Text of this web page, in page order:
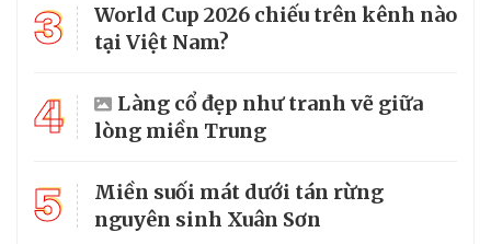
3
World Cup 2026 chiếu trên kênh nào
tại Việt Nam?
4
Làng cổ đẹp như tranh vẽ giữa
lòng miền Trung
5
Miền suối mát dưới tán rừng
nguyên sinh Xuân Sơn